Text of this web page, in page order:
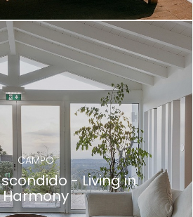
CAMPO
- Living in
Harmony